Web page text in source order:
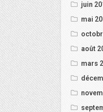
juin
mai
août
mars